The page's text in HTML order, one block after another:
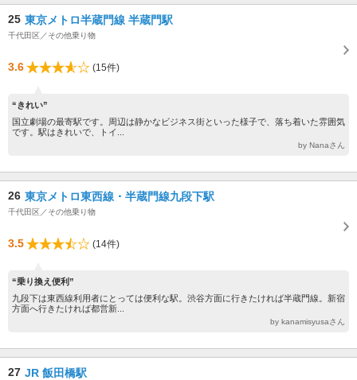
25 東京メトロ半蔵門線 半蔵門駅
千代田区／その他乗り物
3.6 (15件)
“きれい”
国立劇場の最寄駅です。周辺は静かなビジネス街といった様子で、落ち着いた雰囲気
です。駅はきれいで、トイ...
by Nanaさん
26 東京メトロ東西線・半蔵門線九段下駅
千代田区／その他乗り物
3.5 (14件)
“乗り換え便利”
九段下は東西線利用者にとっては便利な駅。渋谷方面に行きたければ半蔵門線。新宿
方面へ行きたければ都営新...
by kanamisyusaさん
27 JR 飯田橋駅